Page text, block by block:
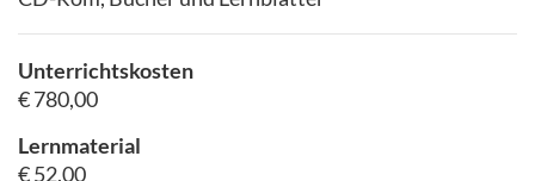
Unterrichtskosten
€ 780,00
Lernmaterial
€ 52,00